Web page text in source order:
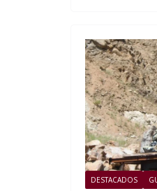
DESTACADOS